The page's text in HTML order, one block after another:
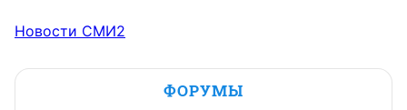
Новости СМИ2
ФОРУМЫ